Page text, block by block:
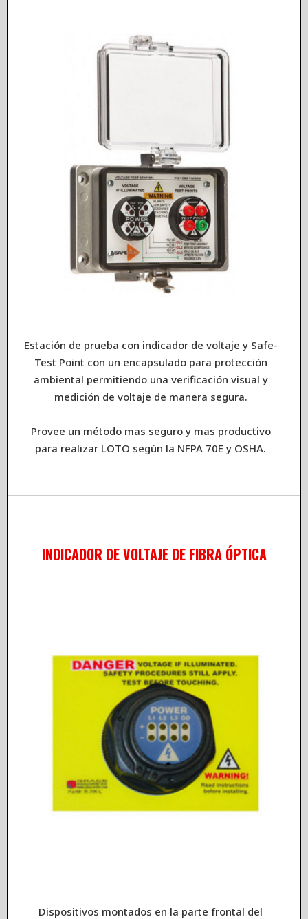
Estación de prueba con indicador de voltaje y Safe-
Test Point con un encapsulado para protección
ambiental permitiendo una verificación visual y
medición de voltaje de manera segura.
Provee un método mas seguro y mas productivo
para realizar LOTO según la NFPA 70E y OSHA.
INDICADOR DE VOLTAJE DE FIBRA ÓPTICA
Dispositivos montados en la parte frontal del